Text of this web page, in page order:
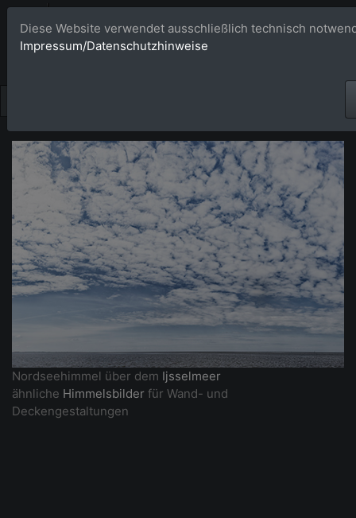
Bildagentur
Nordseehimmel über dem Ijsselmeer
ähnliche Himmelsbilder für Wand- und
Deckengestaltungen
Diese Website verwendet ausschließlich technisch
Impressum/Datenschutzhinweise